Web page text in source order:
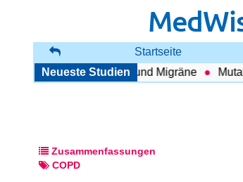
Startseite
Neueste Studien
zwischen COPD und Migräne
Zusammenfassungen
COPD